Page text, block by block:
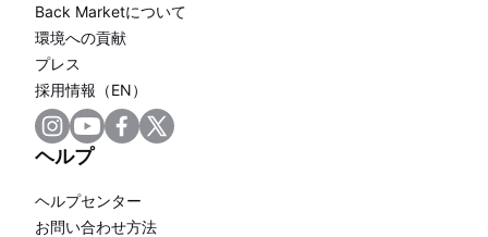
Back Marketについて
環境への貢献
プレス
採用情報（EN）
ヘルプ
ヘルプセンター
お問い合わせ方法